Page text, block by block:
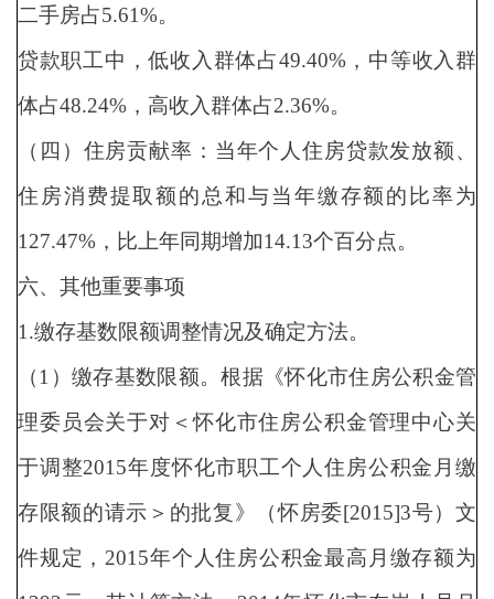
二手房占5.61%。
贷款职工中，低收入群体占49.40%，中等收入群
体占48.24%，高收入群体占2.36%。
（四）住房贡献率：当年个人住房贷款发放额、
住房消费提取额的总和与当年缴存额的比率为
127.47%，比上年同期增加14.13个百分点。
六、其他重要事项
1.缴存基数限额调整情况及确定方法。
（1）缴存基数限额。根据《怀化市住房公积金管
理委员会关于对＜怀化市住房公积金管理中心关
于调整2015年度怀化市职工个人住房公积金月缴
存限额的请示＞的批复》（怀房委[2015]3号）文
件规定，2015年个人住房公积金最高月缴存额为